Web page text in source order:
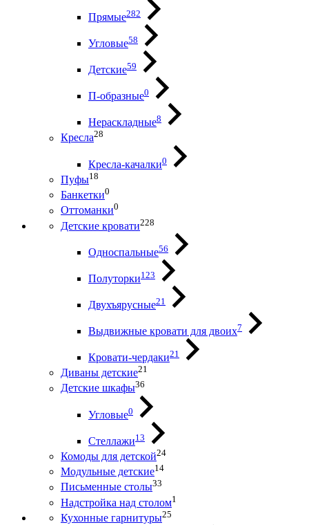
Прямые282
Угловые58
Детские59
П-образные0
Нераскладные8
Кресла28
Кресла-качалки0
Пуфы18
Банкетки0
Оттоманки0
Детские кровати228
Односпальные56
Полуторки123
Двухъярусные21
Выдвижные кровати для двоих7
Кровати-чердаки21
Диваны детские21
Детские шкафы36
Угловые0
Стеллажи13
Комоды для детской24
Модульные детские14
Письменные столы33
Надстройка над столом1
Кухонные гарнитуры25